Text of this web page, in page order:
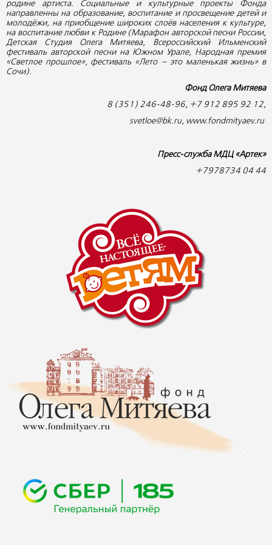
родине артиста. Социальные и культурные проекты Фонда
направленны на образование, воспитание и просвещение детей и
молодёжи, на приобщение широких слоёв населения к культуре,
на воспитание любви к Родине (Марафон авторской песни России,
Детская Студия Олега Митяева, Всероссийский Ильменский
фестиваль авторской песни на Южном Урале, Народная премия
«Светлое прошлое», фестиваль «Лето – это маленькая жизнь» в
Сочи).
Фонд Олега Митяева
8 (351) 246-48-96, +7 912 895 92 12,
svetloe@bk.ru, www.fondmityaev.ru
Пресс-служба МДЦ «Артек»
+7978734 04 44